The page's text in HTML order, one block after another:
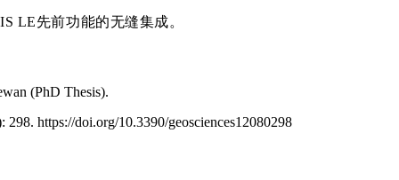
LE先前功能的无缝集成。
(PhD Thesis).
https://doi.org/10.3390/geosciences12080298